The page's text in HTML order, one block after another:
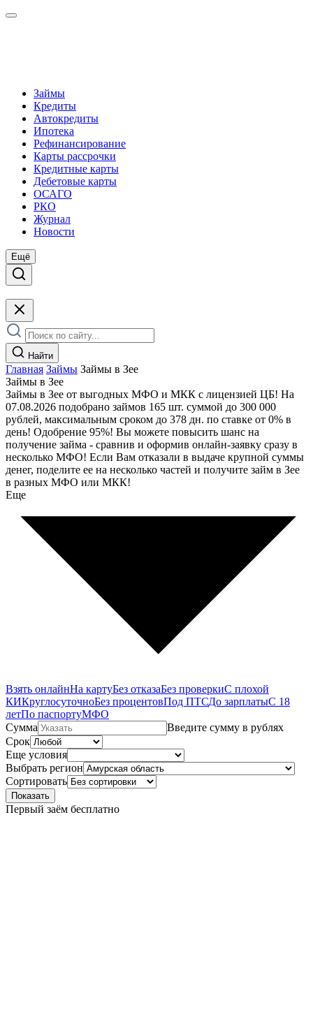
Займы
Кредиты
Автокредиты
Ипотека
Рефинансирование
Карты рассрочки
Кредитные карты
Дебетовые карты
ОСАГО
РКО
Журнал
Новости
Ещё
Найти
Главная Займы Займы в Зее
Займы в Зее
Займы в Зее от выгодных МФО и МКК с лицензией ЦБ! На
07.08.2026 подобрано займов 165 шт. суммой до 300 000
рублей, максимальным сроком до 378 дн. по ставке от 0% в
день! Одобрение 95%! Вы можете повысить шанс на
получение займа - сравнив и оформив онлайн-заявку сразу в
несколько МФО! Если Вам отказали в выдаче крупной суммы
денег, поделите ее на несколько частей и получите займ в Зее
в разных МФО или МКК!
Еще
Взять онлайнНа картуБез отказаБез проверкиС плохой
КИКруглосуточноБез процентовПод ПТСДо зарплатыС 18
летПо паспортуМФО
Сумма
Введите сумму в рублях
Срок
Еще условия
Выбрать регион
Сортировать
Показать
Первый заём бесплатно